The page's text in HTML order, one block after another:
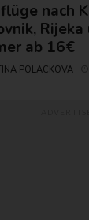
nach
ab 16€
POLACKOVA